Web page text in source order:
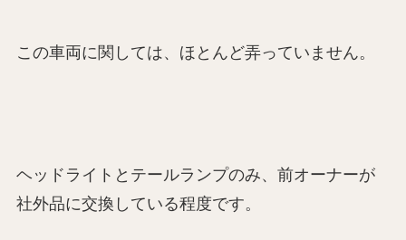
この車両に関しては、ほとんど弄っていません。
ヘッドライトとテールランプのみ、前オーナーが
社外品に交換している程度です。